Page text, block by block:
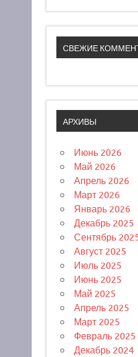
СВЕЖИЕ
АРХИВЫ
Июнь 2026
Май 2026
Апрель 2026
Март 2026
Январь 2026
Декабрь 2025
Сентябрь
Август 2025
Июль 2025
Июнь 2025
Май 2025
Апрель 2025
Март 2025
Февраль 2025
Декабрь 2024